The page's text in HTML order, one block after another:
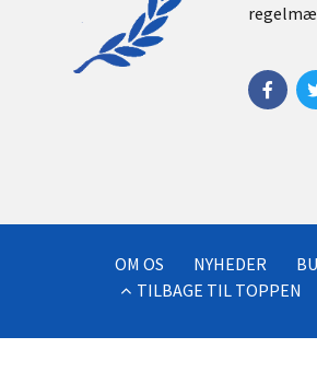
OM OS NYHEDER
TILBAGE TIL TOPPEN